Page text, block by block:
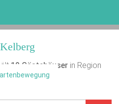
10 Gästehäuser in Region